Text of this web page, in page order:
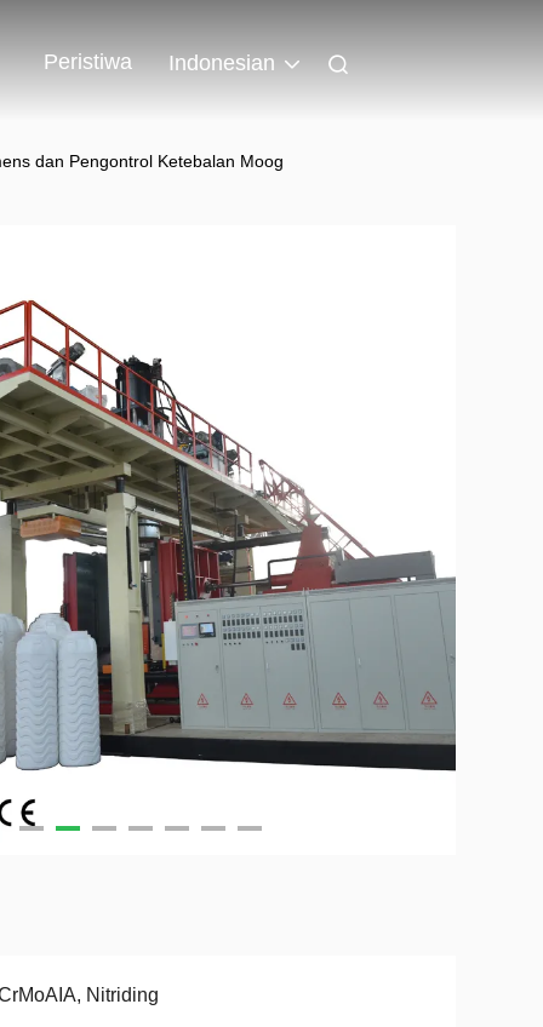
Peristiwa Indonesian
dan Pengontrol Ketebalan Moog
Nitriding